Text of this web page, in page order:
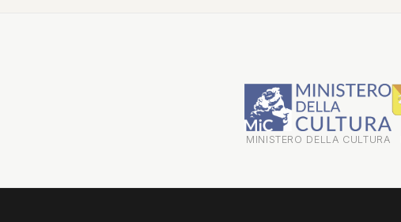
MINISTERO DELLA CULTURA